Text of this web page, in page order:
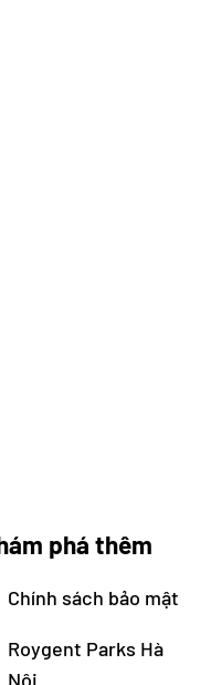
phá thêm
Chính sách bảo mật
Roygent Parks Hà
Nội